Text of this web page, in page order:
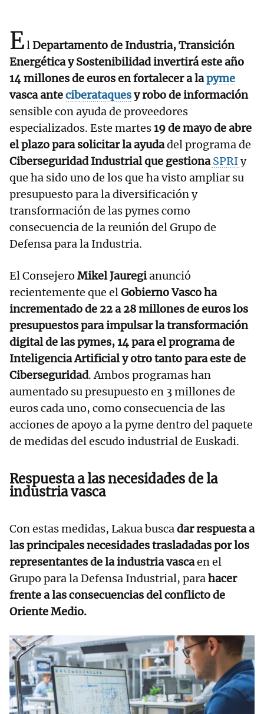
ElDepartamento de Industria, Transición
Energética y Sostenibilidad invertirá este año
14 millones de euros en fortalecer a lapyme
vasca anteciberataquesy robo de información
sensible con ayuda de proveedores
especializados. Este martes19 de mayo de abre
el plazo para solicitar la ayudadel programa de
Ciberseguridad Industrial que gestionaSPRIy
que ha sido uno de los que ha visto ampliar su
presupuesto para la diversificación y
transformación de las pymes como
consecuencia de la reunión del Grupo de
Defensa para la Industria.
El Consejero Mikel Jauregianunció
recientemente que elGobierno Vasco ha
incrementado de 22 a 28 millones de euros los
presupuestos para impulsar la transformación
digital de las pymes, 14 para el programa de
Inteligencia Artificial y otro tanto para este de
Ciberseguridad. Ambos programas han
aumentado su presupuesto en 3 millones de
euros cada uno, como consecuencia de las
acciones de apoyo a la pyme dentro del paquete
de medidas del escudo industrial de Euskadi.
Respuesta a las necesidades de la
industria vasca
Con estas medidas, Lakua buscadar respuesta a
las principales necesidades trasladadas por los
representantes de la industria vascaen el
Grupo para la Defensa Industrial, parahacer
frente a las consecuencias del conflicto de
Oriente Medio.